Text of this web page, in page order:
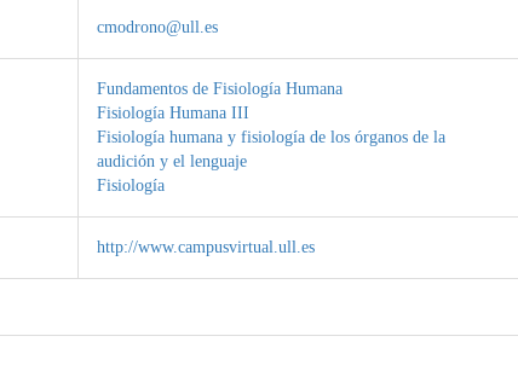
cmodrono@ull.es
Fundamentos de Fisiología Humana
Fisiología Humana III
Fisiología humana y fisiología de los órganos de la
audición y el lenguaje
Fisiología
http://www.campusvirtual.ull.es